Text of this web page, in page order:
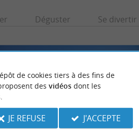
Déguster Se divertir
de cookies tiers à des fins de
des vidéosdont les
JE REFUSE J'ACCEPTE